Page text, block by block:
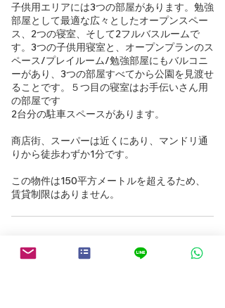
子供用エリアには3つの部屋があります。勉強
部屋として最適な広々としたオープンスペー
ス、2つの寝室、そして2フルバスルームで
す。3つの子供用寝室と、オープンプランのス
ペース/プレイルーム/勉強部屋にもバルコニ
ーがあり、3つの部屋すべてから公園を見渡せ
ることです。５つ目の寝室はお手伝いさん用
の部屋です
2台分の駐車スペースがあります。
商店街、スーパーは近くにあり、マンドリ通
りから徒歩わずか1分です。
この物件は150平方メートルを超えるため、
賃貸制限はありません。